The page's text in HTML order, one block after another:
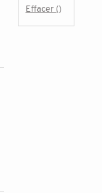
Effacer ()